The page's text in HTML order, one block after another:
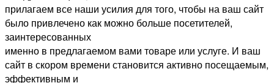
прилагаем все наши усилия для того, чтобы на ваш сайт
было привлечено как можно больше посетителей,
заинтересованных
именно в предлагаемом вами товаре или услуге. И ваш
сайт в скором времени становится активно посещаемым,
эффективным и